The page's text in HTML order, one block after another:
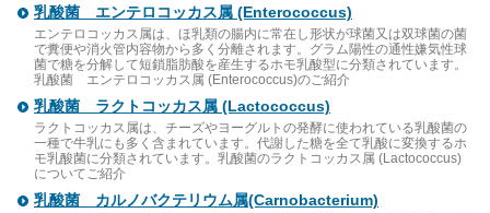
乳酸菌 エンテロコッカス属 (Enterococcus)
エンテロコッカス属は、ほ乳類の腸内に常在し形状が球菌又は双球菌の菌
で糞便や消火管内容物から多く分離されます。グラム陽性の通性嫌気性球
菌で糖を分解して短鎖脂肪酸を産生するホモ乳酸型に分類されています。
乳酸菌 エンテロコッカス属 (Enterococcus)のご紹介
乳酸菌 ラクトコッカス属 (Lactococcus)
ラクトコッカス属は、チーズやヨーグルトの発酵に使われている乳酸菌の
一種で牛乳にも多く含まれています。代謝した糖を全て乳酸に変換するホ
モ乳酸菌に分類されています。乳酸菌のラクトコッカス属 (Lactococcus)
についてご紹介
乳酸菌 カルノバクテリウム属(Carnobacterium)